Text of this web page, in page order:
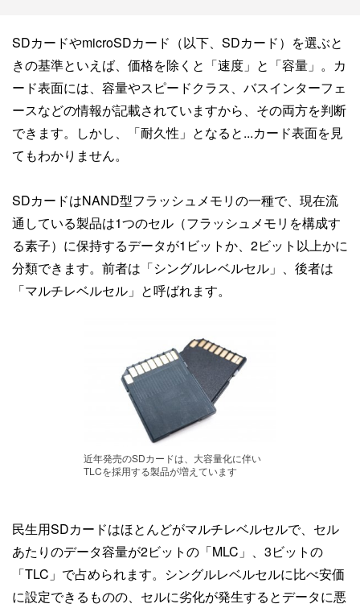
SDカードやmicroSDカード（以下、SDカード）を選ぶと
きの基準といえば、価格を除くと「速度」と「容量」。カ
ード表面には、容量やスピードクラス、バスインターフェ
ースなどの情報が記載されていますから、その両方を判断
できます。しかし、「耐久性」となると...カード表面を見
てもわかりません。
SDカードはNAND型フラッシュメモリの一種で、現在流
通している製品は1つのセル（フラッシュメモリを構成す
る素子）に保持するデータが1ビットか、2ビット以上かに
分類できます。前者は「シングルレベルセル」、後者は
「マルチレベルセル」と呼ばれます。
近年発売のSDカードは、大容量化に伴い
TLCを採用する製品が増えています
民生用SDカードはほとんどがマルチレベルセルで、セル
あたりのデータ容量が2ビットの「MLC」、3ビットの
「TLC」で占められます。シングルレベルセルに比べ安価
に設定できるものの、セルに劣化が発生するとデータに悪